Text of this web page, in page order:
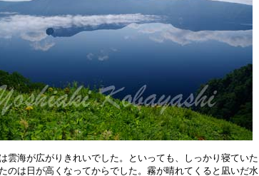
雲海が広がりきれいでした。といっても、しっかり寝ていた
のは日が高くなってからでした。霧が晴れてくると凪いだ水